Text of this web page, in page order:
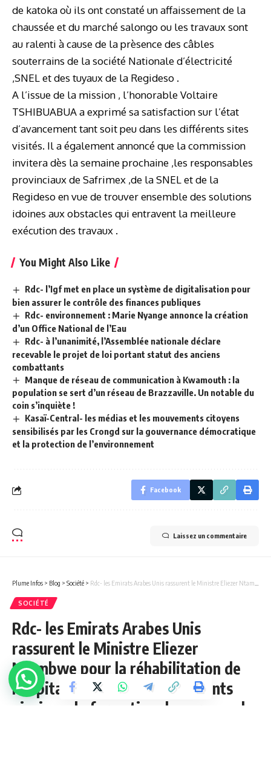
de katoka où ils ont constaté un affaissement de la
chaussée et du marché salongo ou les travaux sont
au ralenti à cause de la prèsence des câbles
souterrains de la société Nationale d’électricité
,SNEL et des tuyaux de la Regideso .
A l’issue de la mission , l’honorable Voltaire
TSHIBUABUA a exprimé sa satisfaction sur l’état
d’avancement tant soit peu dans les différents sites
visités. Il a également annoncé que la commission
invitera dès la semaine prochaine ,les responsables
provinciaux de Safrimex ,de la SNEL et de la
Regideso en vue de trouver ensemble des solutions
idoines aux obstacles qui entravent la meilleure
exécution des travaux .
You Might Also Like
Rdc- l’Igf met en place un système de digitalisation pour
bien assurer le contrôle des finances publiques
Rdc- environnement : Marie Nyange annonce la création
d’un Office National de l’Eau
Rdc- à l’unanimité, l’Assemblée nationale déclare
recevable le projet de loi portant statut des anciens
combattants
Manque de réseau de communication à Kwamouth : la
population se sert d’un réseau de Brazzaville. Un notable du
coin s’inquiète !
Kasaï-Central- les médias et les mouvements citoyens
sensibilisés par les Crongd sur la gouvernance démocratique
et la protection de l’environnement
Facebook
Laissez un commentaire
Plume Infos > Blog > Société > Rdc- les Emirats Arabes Unis rassurent le Ministre Eliezer Ntambwe pour la réhabilitation de l’hopital des anciens combattants ainsi que la formation du personnel soignant
SOCIÉTÉ
Rdc- les Emirats Arabes Unis
rassurent le Ministre Eliezer
Ntambwe pour la réhabilitation de
l’hopital des anciens combattants
ainsi que la formation du personnel